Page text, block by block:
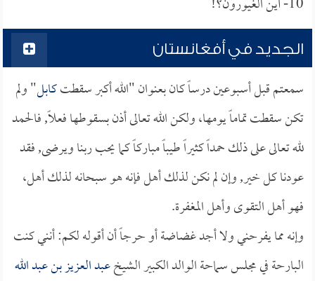
الجديد في أفغانستان
سمعتم قبل أسبوعين درساً كان بعنوان "الله أكبر سقطتكابل" ولم
تكن سقطت تماماً يومها، ولكن الله تعالى أذن بسقوطها فعلاً, فالحمد
لله تعالى على ذلك حمداً كثيراً طيباً مباركاً كما يحب ربنا ويرضى, فقد
عودنا كل خير, وإن لم نكن لذلك أهل فإنه هو سبحانه لذلك أهل،
فهو أهل التقوى وأهل المغفرة.
وإنه مما يفرحني ولا أجد غضاضة أو حرجاً أن أقوله لكم: أنني كنت
البارحة في مجلس سماحة الوالد الكبير الشيخعبد العزيز بن عبد الله